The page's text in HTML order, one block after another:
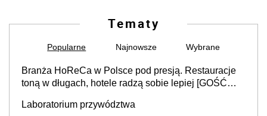
Tematy
Popularne Najnowsze Wybrane
Branża HoReCa w Polsce pod presją. Restauracje
toną w długach, hotele radzą sobie lepiej [GOŚĆ
Laboratorium przywództwa